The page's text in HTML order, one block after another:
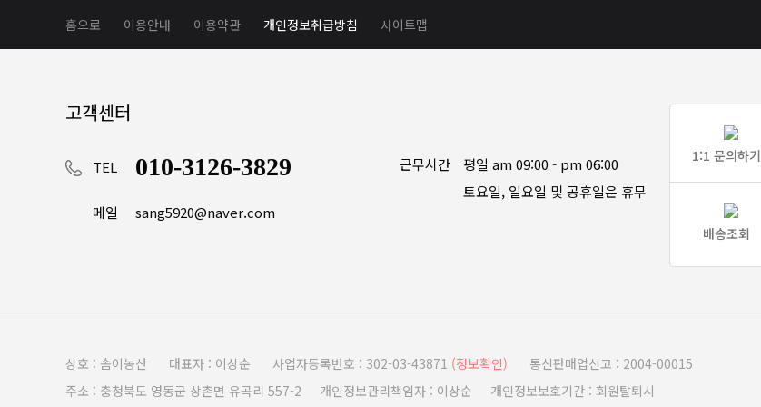
홈으로 이용안내 이용약관 개인정보취급방침 사이트맵
고객센터
TEL 010-3126-3829
메일 sang5920@naver.com
근무시간
평일 am 09:00 - pm 06:00
토요일, 일요일 및 공휴일은 휴무
1:1 문의하기
배송조회
상호 : 솜이농산 대표자 : 이상순 사업자등록번호 : 302-03-43871 (정보확인) 통신판매업신고 : 2004-00015
주소 : 충청북도 영동군 상촌면 유곡리 557-2 개인정보관리책임자 : 이상순 개인정보보호기간 : 회원탈퇴시